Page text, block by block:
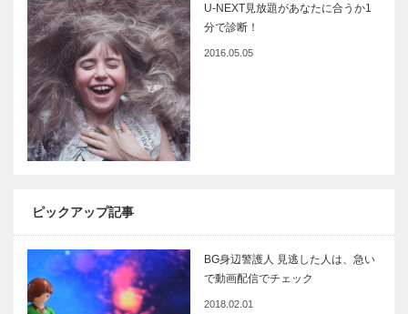
U-NEXT見放題があなたに合うか1
分で診断！
2016.05.05
ピックアップ記事
BG身辺警護人 見逃した人は、急い
で動画配信でチェック
2018.02.01